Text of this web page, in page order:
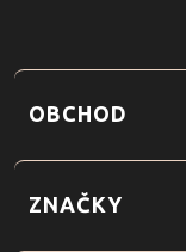
OBCHOD
ZNAČKY